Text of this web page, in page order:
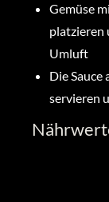
Gemüse
platzieren
Umluft
Die Sauce
servieren